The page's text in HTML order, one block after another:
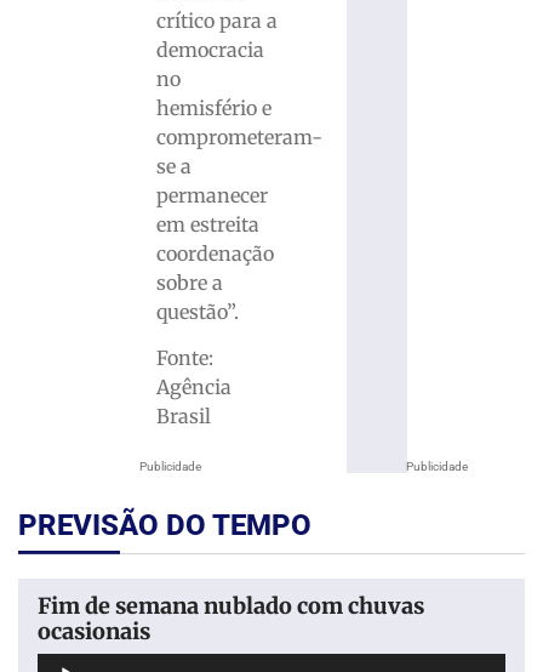
Publicidade
crítico para a
democracia
no
hemisfério e
comprometeram-
se a
permanecer
em estreita
coordenação
sobre a
questão”.
Fonte:
Agência
Brasil
Publicidade
PREVISÃO DO TEMPO
Fim de semana nublado com chuvas
ocasionais
Tocador